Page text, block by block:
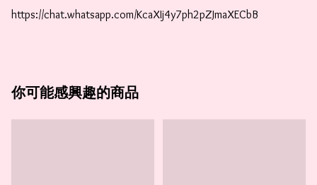
https://chat.whatsapp.com/KcaXIj4y7ph2pZJmaXECbB
你可能感興趣的商品